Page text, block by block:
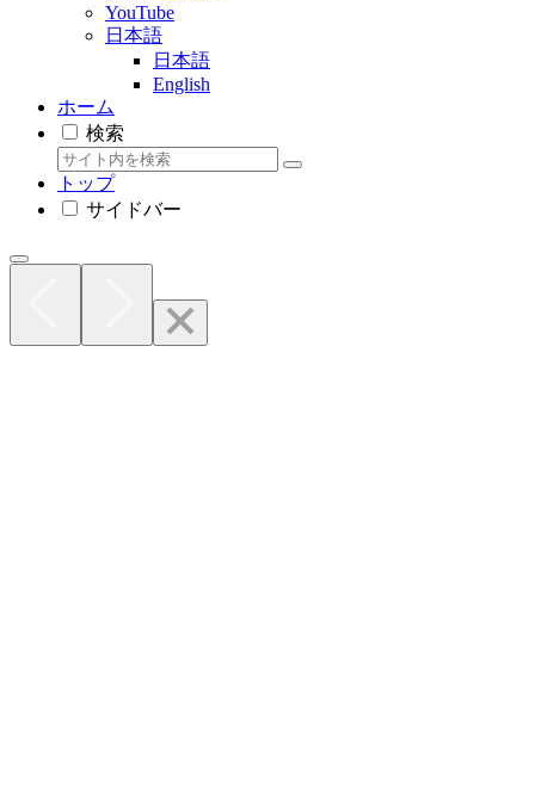
YouTube
日本語
日本語
English
ホーム
検索
トップ
サイドバー